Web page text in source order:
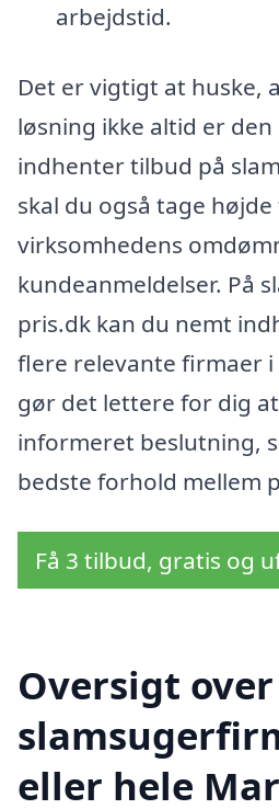
arbejdstid.
Det er vigtigt at huske,
løsning ikke altid er
indhenter tilbud på
skal du også tage
virksomhedens
kundeanmeldelser. På
pris.dk kan du nemt
flere relevante firmaer
gør det lettere for dig
informeret beslutning,
bedste forhold mellem
Få 3 tilbud, gratis og
Oversigt over
eller hele